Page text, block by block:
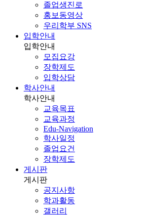
졸업생진로
홍보동영상
우리학부 SNS
입학안내
입학안내
모집요강
장학제도
입학상담
학사안내
학사안내
교육목표
교육과정
Edu-Navigation
학사일정
졸업요건
장학제도
게시판
게시판
공지사항
학과활동
갤러리